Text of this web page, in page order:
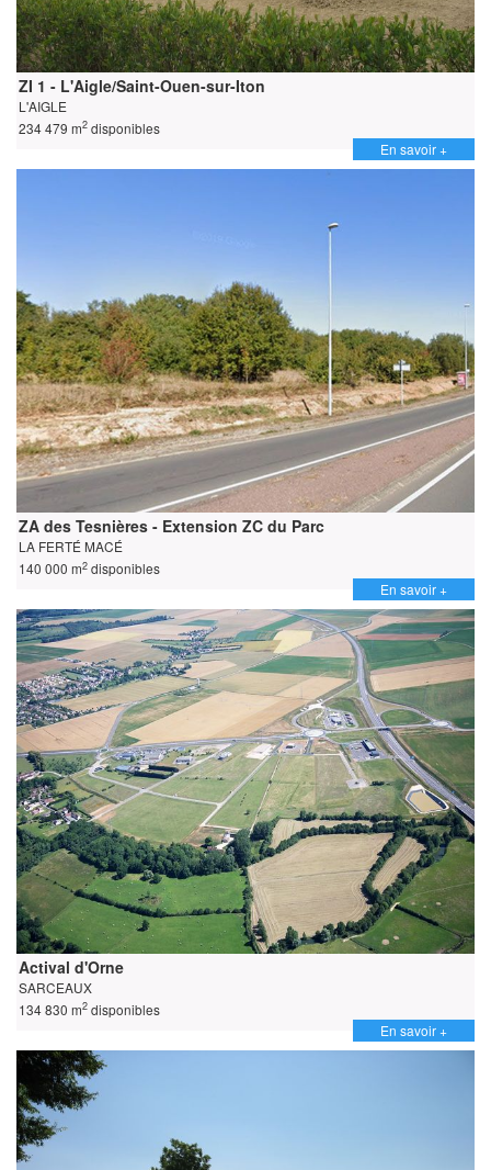
ZI 1 - L'Aigle/Saint-Ouen-sur-Iton
L'AIGLE
234 479 m2 disponibles
En savoir +
ZA des Tesnières - Extension ZC du Parc
LA FERTÉ MACÉ
140 000 m2 disponibles
En savoir +
Actival d'Orne
SARCEAUX
134 830 m2 disponibles
En savoir +